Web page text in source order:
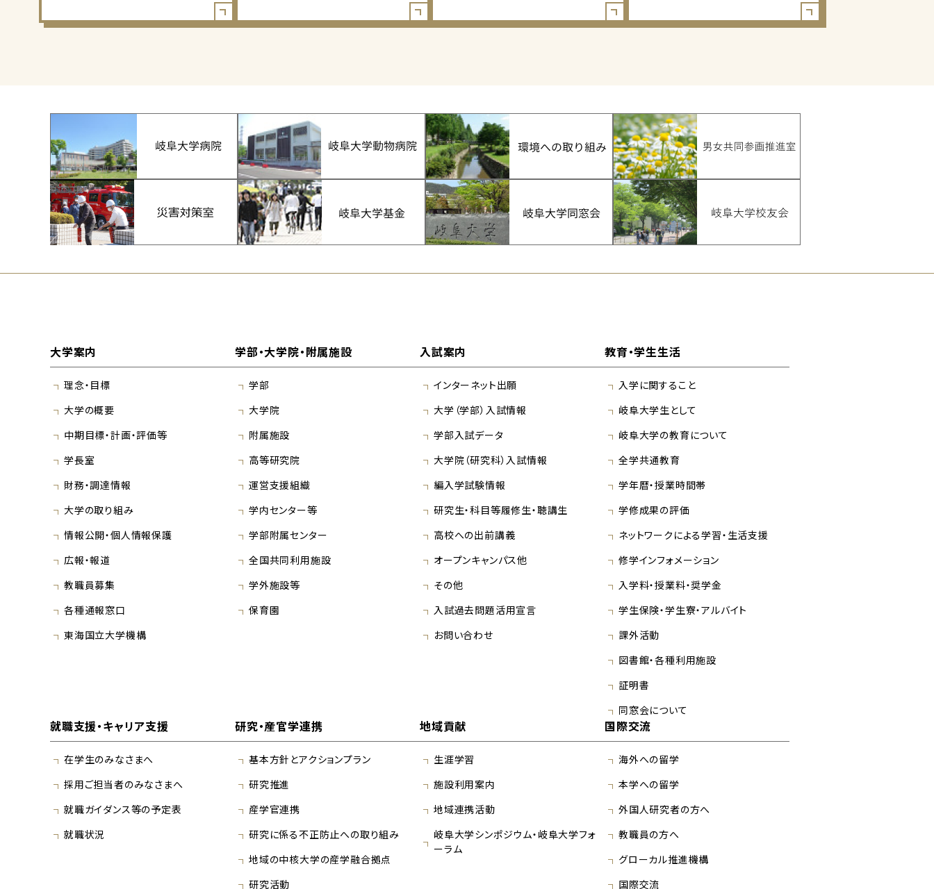
大学案内
理念・目標
大学の概要
中期目標・計画・評価等
学長室
財務・調達情報
大学の取り組み
情報公開・個人情報保護
広報・報道
教職員募集
各種通報窓口
東海国立大学機構
学部・大学院・附属施設
学部
大学院
附属施設
高等研究院
運営支援組織
学内センター等
学部附属センター
全国共同利用施設
学外施設等
保育園
入試案内
インターネット出願
大学（学部）入試情報
学部入試データ
大学院（研究科）入試情報
編入学試験情報
研究生・科目等履修生・聴講生
高校への出前講義
オープンキャンパス他
その他
入試過去問題活用宣言
お問い合わせ
教育・学生生活
入学に関すること
岐阜大学生として
岐阜大学の教育について
全学共通教育
学年暦・授業時間帯
学修成果の評価
ネットワークによる学習・生活支援
修学インフォメーション
入学料・授業料・奨学金
学生保険・学生寮・アルバイト
課外活動
図書館・各種利用施設
証明書
同窓会について
就職支援・キャリア支援
在学生のみなさまへ
採用ご担当者のみなさまへ
就職ガイダンス等の予定表
就職状況
研究・産官学連携
基本方針とアクションプラン
研究推進
産学官連携
研究に係る不正防止への取り組み
地域の中核大学の産学融合拠点
研究活動
地域貢献
生涯学習
施設利用案内
地域連携活動
岐阜大学シンポジウム・岐阜大学フォ
ーラム
国際交流
海外への留学
本学への留学
外国人研究者の方へ
教職員の方へ
グローカル推進機構
国際交流